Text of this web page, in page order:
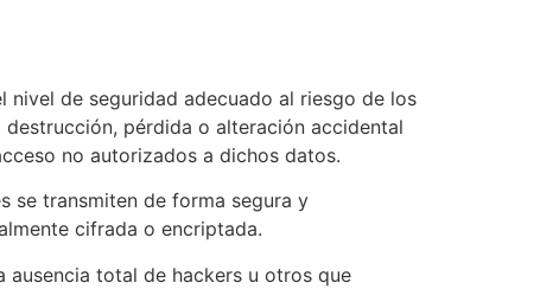
nivel de seguridad adecuado al riesgo de los
pérdida o alteración accidental
no autorizados a dichos datos.
se transmiten de forma segura y
cifrada o encriptada.
total de hackers u otros que